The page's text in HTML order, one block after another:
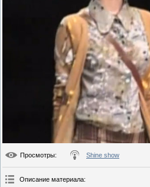
Просмотры: Shine show
Описание материала: